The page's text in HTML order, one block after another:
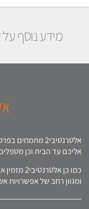
מידע נוסף
אלטרנטיבי2
אליכם עד הבית וכן
כמו כן
ומגוון רחב של אפשרויות